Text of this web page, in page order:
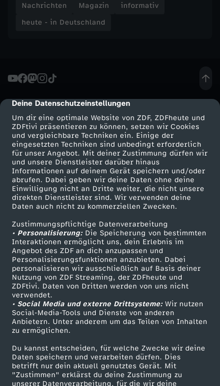
cmp-dialog-description
Deine Datenschutzeinstellungen
Um dir eine optimale Website von ZDF, ZDFheute und
ZDFtivi präsentieren zu können, setzen wir Cookies
und vergleichbare Techniken ein. Einige der
eingesetzten Techniken sind unbedingt erforderlich
für unser Angebot. Mit deiner Zustimmung dürfen wir
und unsere Dienstleister darüber hinaus
Informationen auf deinem Gerät speichern und/oder
abrufen. Dabei geben wir deine Daten ohne deine
Einwilligung nicht an Dritte weiter, die nicht unsere
direkten Dienstleister sind. Wir verwenden deine
Daten auch nicht zu kommerziellen Zwecken.
Zustimmungspflichtige Datenverarbeitung
• Personalisierung:Die Speicherung von bestimmten
Interaktionen ermöglicht uns, dein Erlebnis im
Angebot des ZDF an dich anzupassen und
Personalisierungsfunktionen anzubieten. Dabei
personalisieren wir ausschließlich auf Basis deiner
Nutzung von ZDF Streaming, der ZDFheute und
ZDFtivi. Daten von Dritten werden von uns nicht
verwendet.
• Social Media und externe Drittsysteme:Wir nutzen
Social-Media-Tools und Dienste von anderen
Anbietern. Unter anderem um das Teilen von Inhalten
zu ermöglichen.
Du kannst entscheiden, für welche Zwecke wir deine
Daten speichern und verarbeiten dürfen. Dies
betrifft nur dein aktuell genutztes Gerät. Mit
"Zustimmen" erklärst du deine Zustimmung zu
unserer Datenverarbeitung, für die wir deine
-
u
t
e
-
i
n
D
e
u
t
s
c
h
Nachrichten Magazin
informativ
heute - in Deutschland
Mehr ZDF
ZDF-Apps
Smart TV
ZDFtext
Livestreams
Sendungen A-Z
TV-Programm
Service
ZDFmitreden
Kontakt zum ZDF
Tickets
Zuschauerservice
Hilfe
ZDF Unternehmen
Karriere
ZDF goes Schule
Werbefernsehen